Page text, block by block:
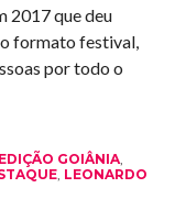
2017 que deu
formato festival,
por todo o
GOIÂNIA,
, LEONARDO